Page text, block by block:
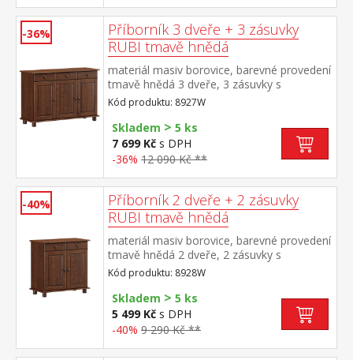
-36%
Příborník 3 dveře + 3 zásuvky
RUBI tmavě hnědá
materiál masiv borovice, barevné provedení
tmavě hnědá 3 dveře, 3 zásuvky s
kovovými pojezdy, 1 police
Kód produktu: 8927W
Skladem > 5 ks
7 699 Kč s DPH
-36% 12 090 Kč **
-40%
Příborník 2 dveře + 2 zásuvky
RUBI tmavě hnědá
materiál masiv borovice, barevné provedení
tmavě hnědá 2 dveře, 2 zásuvky s
kovovými pojezdy, 1 police
Kód produktu: 8928W
Skladem > 5 ks
5 499 Kč s DPH
-40% 9 290 Kč **